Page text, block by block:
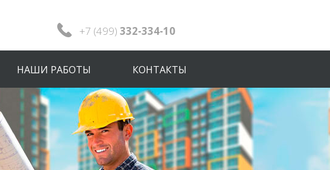
+7 (499) 332-334-10
НАШИ РАБОТЫ КОНТАКТЫ